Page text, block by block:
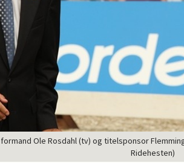
Ole Rosdahl (tv) og titelsponsor
Ridehesten)